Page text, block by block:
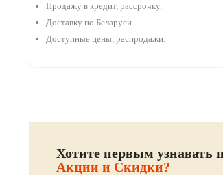
Продажу в кредит, рассрочку.
Доставку по Беларуси.
Доступные цены, распродажи.
Хотите первым узнавать
Акции и Скидки?